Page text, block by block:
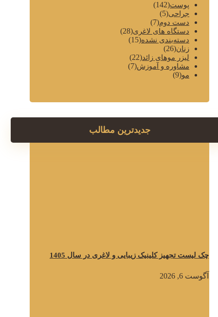
پوست(142)
جراحی(5)
دست دوم(7)
دستگاه های لاغری(28)
دسته‌بندی نشده(15)
زنان(26)
لیزر موهای زائد(22)
مشاوره و آموزش(7)
مو(9)
جدیدترین مطالب
چک لیست تجهیز کلینیک زیبایی و لاغری در سال 1405
آگوست 6, 2026